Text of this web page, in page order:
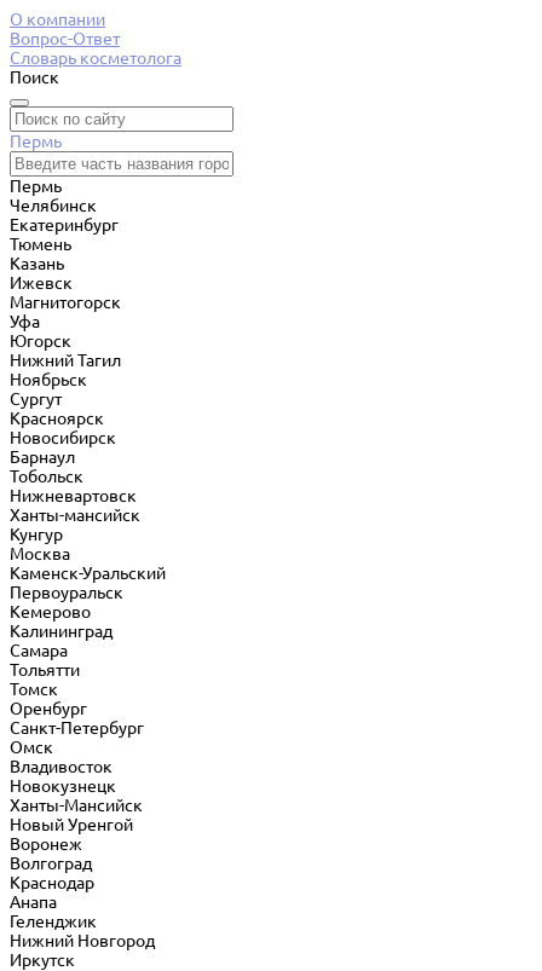
О компании
Вопрос-Ответ
Словарь косметолога
Поиск
Пермь
Пермь
Челябинск
Екатеринбург
Тюмень
Казань
Ижевск
Магнитогорск
Уфа
Югорск
Нижний Тагил
Ноябрьск
Сургут
Красноярск
Новосибирск
Барнаул
Тобольск
Нижневартовск
Ханты-мансийск
Кунгур
Москва
Каменск-Уральский
Первоуральск
Кемерово
Калининград
Самара
Тольятти
Томск
Оренбург
Санкт-Петербург
Омск
Владивосток
Новокузнецк
Ханты-Мансийск
Новый Уренгой
Воронеж
Волгоград
Краснодар
Анапа
Геленджик
Нижний Новгород
Иркутск